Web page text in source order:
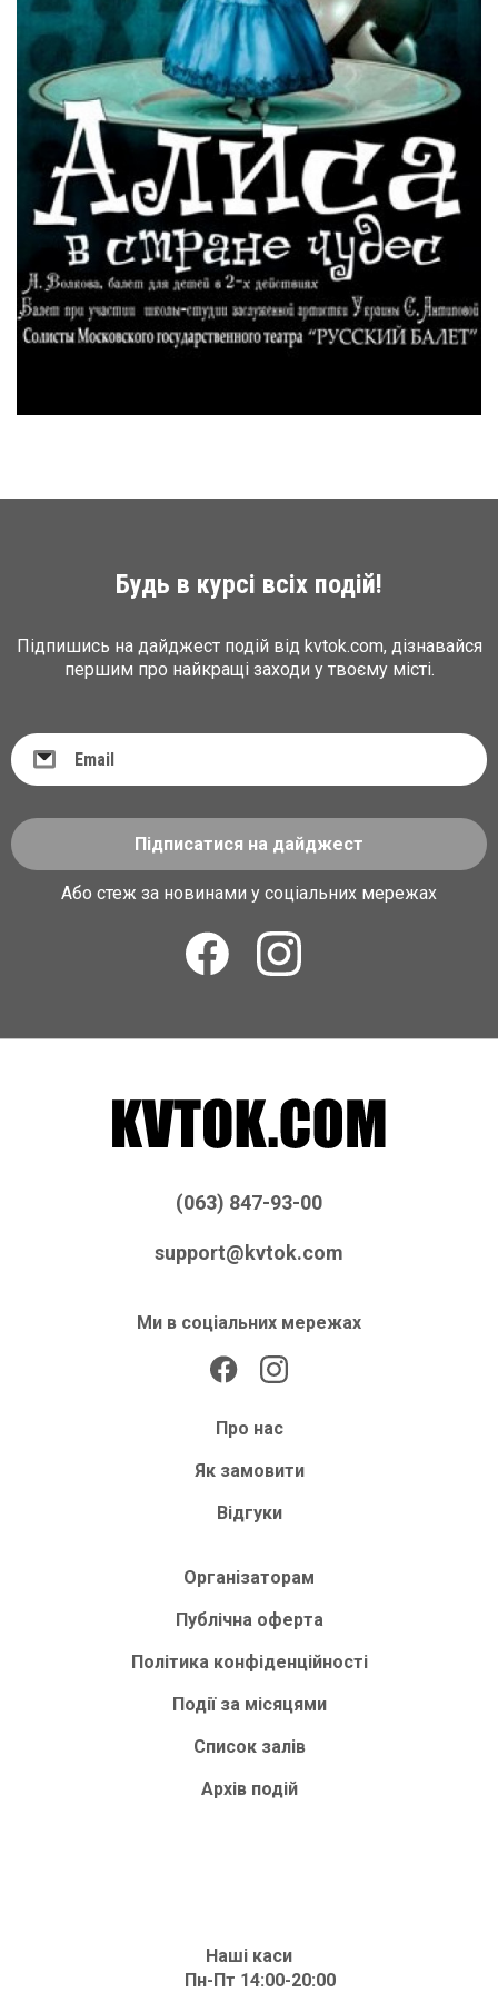
Будь в курсі всіх подій!
Підпишись на дайджест подій від kvtok.com, дізнавайся
першим про найкращі заходи у твоєму місті.
Підписатися на дайджест
Або стеж за новинами у соціальних мережах
(063) 847-93-00
support@kvtok.com
Ми в соціальних мережах
Про нас
Як замовити
Відгуки
Організаторам
Публічна оферта
Політика конфіденційності
Події за місяцями
Список залів
Архів подій
Наші каси
Пн-Пт 14:00-20:00